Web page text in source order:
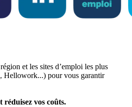
et les sites d’emploi les plus
Hellowork...) pour vous garantir
réduisez vos coûts.